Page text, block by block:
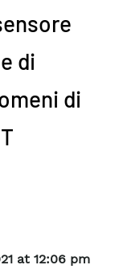
di
di
at 12:06 pm